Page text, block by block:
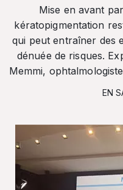
Mise en avant
kératopigmentation
qui peut entraîner des
dénuée de risques.
Memmi,
EN